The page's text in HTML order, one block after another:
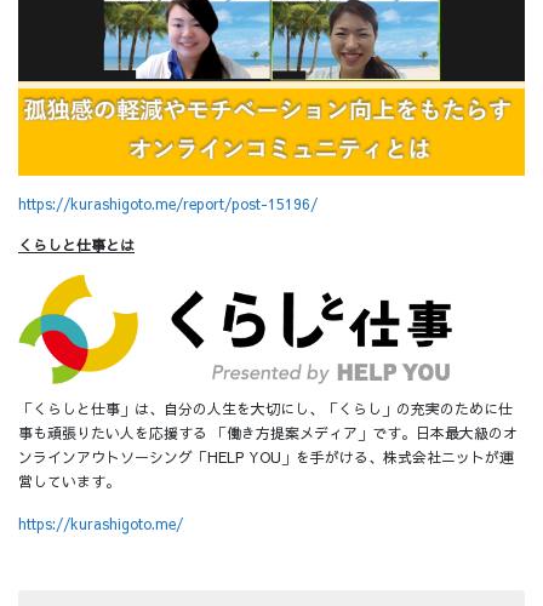
https://kurashigoto.me/report/post-15196/
くらしと仕事​とは
「くらしと仕事」は、自分の人生を大切にし、「くらし」の充実のために仕
事も頑張りたい人を応援する 「働き方提案メディア」です。日本最大級のオ
ンラインアウトソーシング「HELP YOU」を手がける、株式会社ニットが運
営しています。
https://kurashigoto.me/